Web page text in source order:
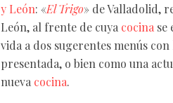
y León: «El Trigo» de Valladolid,
León, al frente de cuya cocina se
vida a dos sugerentes menús
presentada, o bien como una
nueva cocina.